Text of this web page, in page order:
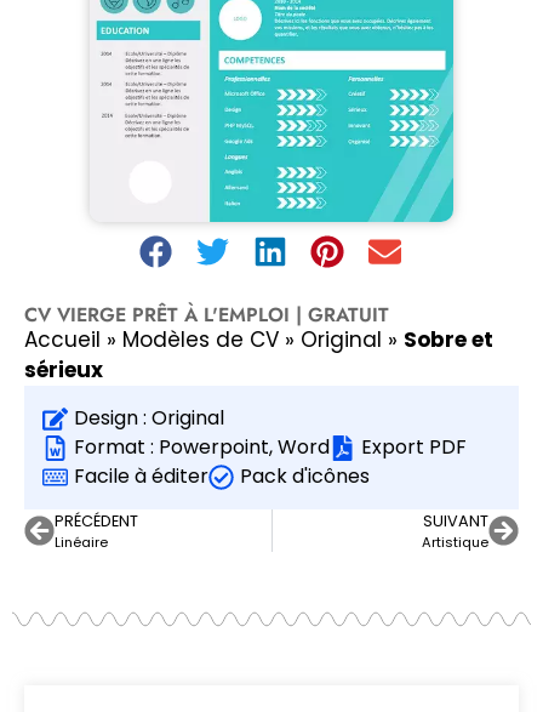
CV VIERGE PRÊT À L'EMPLOI | GRATUIT
Accueil » Modèles de CV » Original » Sobre et
sérieux
Design : Original
Format : Powerpoint,Word
Export PDF
Facile à éditer
Pack d'icônes
PRÉCÉDENT
Linéaire
SUIVANT
Artistique